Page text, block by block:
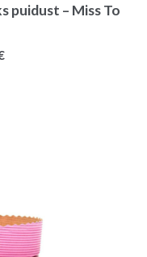
– Miss To
Praegune